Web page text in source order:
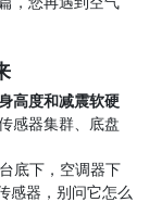
高度和减震软硬
感器集群、底盘
底下，空调器下
感器，别问它怎么